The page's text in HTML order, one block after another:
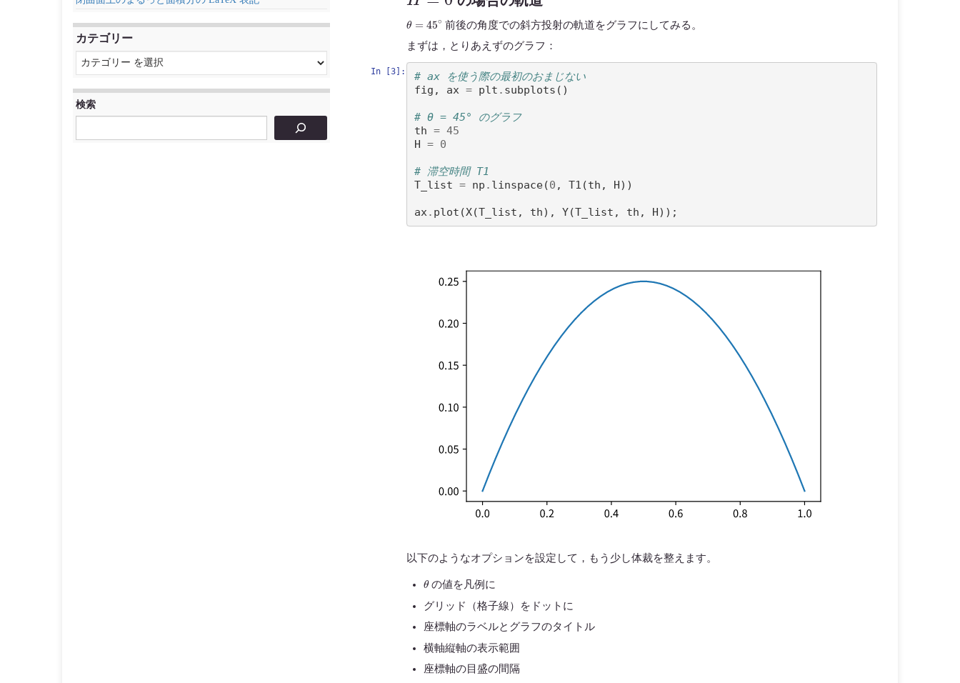
θ 45∘
前後の角度での斜方投射の軌道をグラフにしてみる。
まずは，とりあえずのグラフ：
In [3]:
# ax を使う際の最初のおまじない
fig , ax = plt . subplots ()
# θ = 45° のグラフ
th = 45
H = 0
# 滞空時間 T1
T_list = np . linspace(0 , T1 (th , H))
ax. plot (X(T_list , th), Y(T_list , th , H));
以下のようなオプションを設定して，もう少し体裁を整えます。
θの値を凡例に
グリッド（格子線）をドットに
座標軸のラベルとグラフのタイトル
横軸縦軸の表示範囲
座標軸の目盛の間隔
カテゴリー
検索